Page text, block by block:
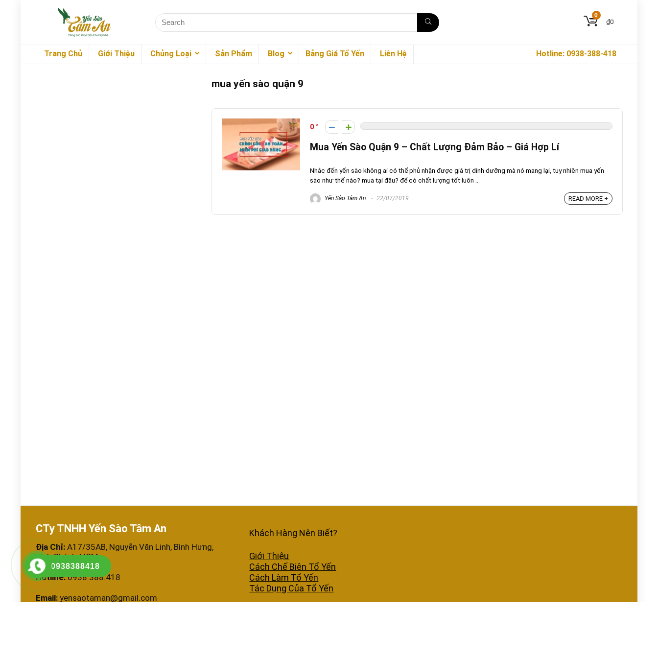
0
₫0
Trang Chủ Giới Thiệu Chủng Loại Sản Phẩm Blog Bảng Giá Tổ Yến Liên Hệ Hotline: 0938-388-418
mua yến sào quận 9
0
Mua Yến Sào Quận 9 – Chất Lượng Đảm Bảo – Giá Hợp Lí
Nhắc đến yến sào không ai có thể phủ nhận được giá trị dinh dưỡng mà nó mang lại, tuy nhiên mua yến
sào như thế nào? mua tại đâu? để có chất lượng tốt luôn ...
Yến Sào Tâm An 22/07/2019 READ MORE +
CTy TNHH Yến Sào Tâm An
Địa Chỉ:A17/35AB, Nguyễn Văn Linh, Bình Hưng,
Bình Chánh, HCM
Hotline:0938.388.418
Email: yensaotaman@gmail.com
Khách Hàng Nên Biết?
Giới Thiệu
Cách Chế Biên Tổ Yến
Cách Làm Tổ Yến
Tác Dụng Của Tổ Yến
0938388418